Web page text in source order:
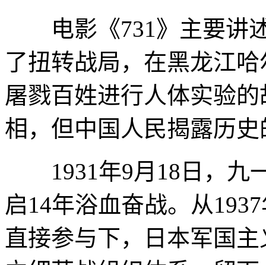
电影《731》主要讲述
了扭转战局，在黑龙江
屠戮百姓进行人体实验
相，但中国人民揭露历
1931年9月18日，九
启14年浴血奋战。从
直接参与下，日本军国